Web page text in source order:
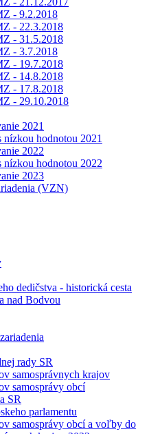
- 9.2.2018
- 22.3.2018
- 31.5.2018
- 3.7.2018
- 19.7.2018
- 14.8.2018
- 17.8.2018
- 29.10.2018
2021
nízkou hodnotou 2021
2022
nízkou hodnotou 2022
2023
(VZN)
dedičstva - historická cesta
nad Bodvou
rady SR
samosprávnych krajov
samosprávy obcí
SR
parlamentu
samosprávy obcí a voľby do